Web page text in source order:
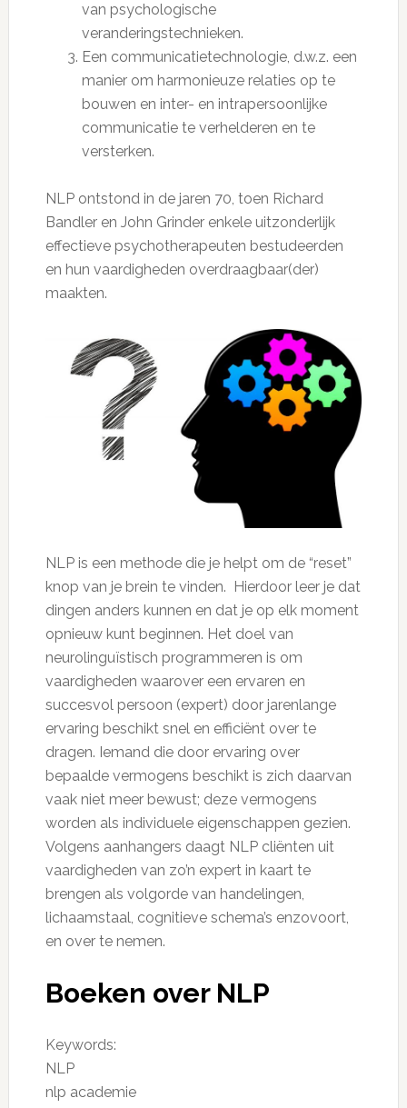
van psychologische
veranderingstechnieken.
Een communicatietechnologie, d.w.z. een
manier om harmonieuze relaties op te
bouwen en inter- en intrapersoonlijke
communicatie te verhelderen en te
versterken.
NLP ontstond in de jaren 70, toen Richard
Bandler en John Grinder enkele uitzonderlijk
effectieve psychotherapeuten bestudeerden
en hun vaardigheden overdraagbaar(der)
maakten.
NLP is een methode die je helpt om de “reset”
knop van je brein te vinden. Hierdoor leer je dat
dingen anders kunnen en dat je op elk moment
opnieuw kunt beginnen. Het doel van
neurolinguïstisch programmeren is om
vaardigheden waarover een ervaren en
succesvol persoon (expert) door jarenlange
ervaring beschikt snel en efficiënt over te
dragen. Iemand die door ervaring over
bepaalde vermogens beschikt is zich daarvan
vaak niet meer bewust; deze vermogens
worden als individuele eigenschappen gezien.
Volgens aanhangers daagt NLP cliënten uit
vaardigheden van zo’n expert in kaart te
brengen als volgorde van handelingen,
lichaamstaal, cognitieve schema’s enzovoort,
en over te nemen.
Boeken over NLP
Keywords:
NLP
nlp academie